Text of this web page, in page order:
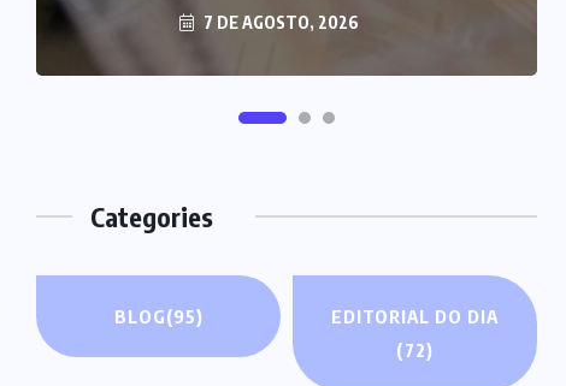
7 DE AGOSTO, 2026
Categories
BLOG(95)
EDITORIAL DO DIA
(72)